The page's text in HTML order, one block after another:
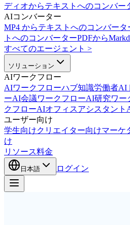
ディオからテキストへのコンバー
AIコンバーター
MP4 からテキストへのコンバータ
トへのコンバーターPDFから
すべてのエージェント >
ソリューション
AIワークフロー
AIワークフローハブ知識労働者AI
ーAI会議ワークフローAI研究ワー
クフローAIオフィスアシスタント
ユーザー向け
学生向けクリエイター向けマーケ
け
リソース料金
日本語 ログイン